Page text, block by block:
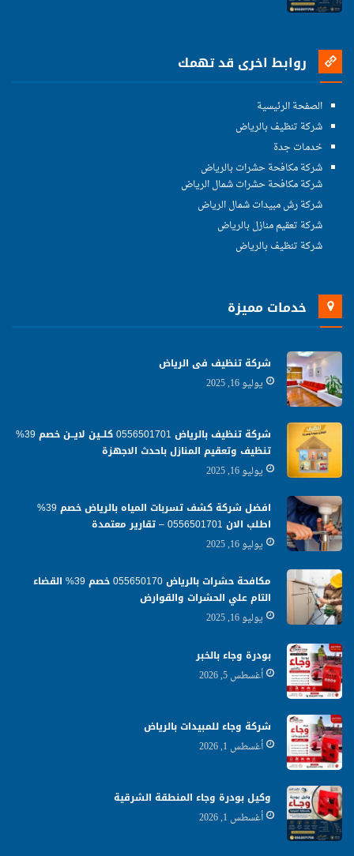
روابط اخرى قد تهمك
الصفحة الرئيسية
شركة تنظيف بالرياض
خدمات جدة
شركة مكافحة حشرات بالرياض
شركة مكافحة حشرات شمال الرياض
شركة رش مبيدات شمال الرياض
شركة تعقيم منازل بالرياض
شركة تنظيف بالرياض
خدمات مميزة
شركة تنظيف فى الرياض
يوليو 16, 2025
شركة تنظيف بالرياض 0556501701 كلــين لايــن خصم 39%
تنظيف وتعقيم المنازل باحدث الاجهزة
يوليو 16, 2025
افضل شركة كشف تسربات المياه بالرياض خصم 39%
اطلب الان 0556501701‬‏ – تقارير معتمدة
يوليو 16, 2025
مكافحة حشرات بالرياض 055650170 خصم 39% القضاء
التام علي الحشرات والقوارض
يوليو 16, 2025
بودرة وجاء بالخبر
أغسطس 5, 2026
شركة وجاء للمبيدات بالرياض
أغسطس 1, 2026
وكيل بودرة وجاء المنطقة الشرقية
أغسطس 1, 2026